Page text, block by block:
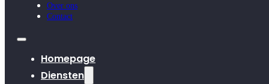
Over ons
Contact
Homepage
Diensten